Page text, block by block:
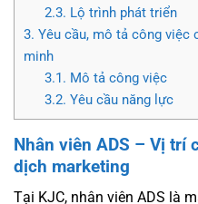
2.3. Lộ trình phát triển
3. Yêu cầu, mô tả công việc
minh
3.1. Mô tả công việc
3.2. Yêu cầu năng lực
Nhân viên ADS – Vị trí
dịch marketing
Tại KJC, nhân viên ADS là